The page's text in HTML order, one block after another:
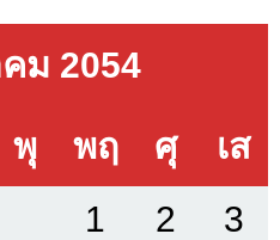
ม 2054
พุ พฤ ศุ เส
1 2 3